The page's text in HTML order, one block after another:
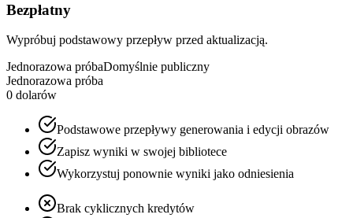
Bezpłatny
Wypróbuj podstawowy przepływ przed aktualizacją.
Jednorazowa próbaDomyślnie publiczny
Jednorazowa próba
0 dolarów
Podstawowe przepływy generowania i edycji obrazów
Zapisz wyniki w swojej bibliotece
Wykorzystuj ponownie wyniki jako odniesienia
Brak cyklicznych kredytów